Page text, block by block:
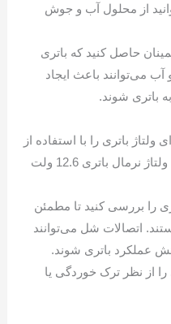
از محلول آب و جوش
حاصل کنید که باتری
می‌توانند باعث ایجاد
باتری شوند.
باتری را با استفاده از
ولت‌متر بررسی کنید. ولتاژ نرمال باتری 12.6 ولت
را بررسی کنید تا مطمئن
اتصالات شل می‌توانند
عملکرد باتری شوند.
را از نظر ترک خوردگی یا